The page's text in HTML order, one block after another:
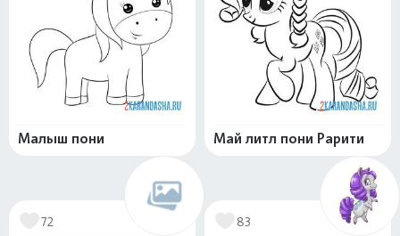
Малыш пони Май литл пони Рарити
72 83